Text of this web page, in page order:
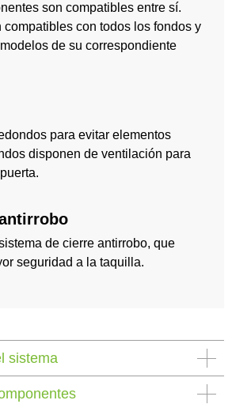
son compatibles entre sí.
compatibles con todos los fondos y
de su correspondiente
para evitar elementos
disponen de ventilación para
de cierre antirrobo, que
seguridad a la taquilla.
sistema